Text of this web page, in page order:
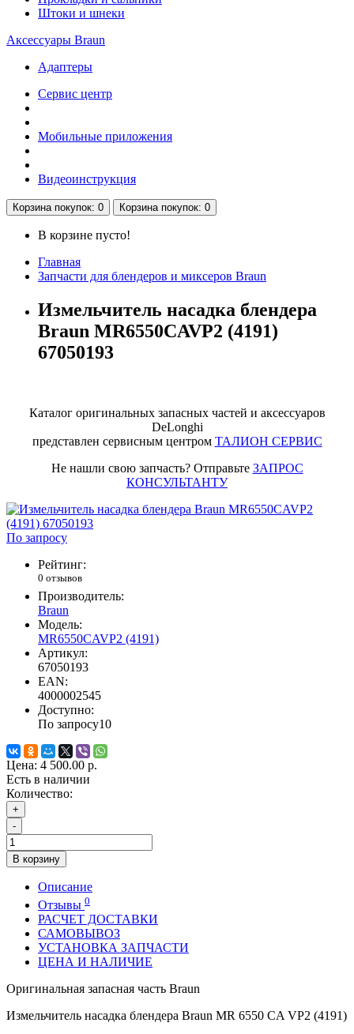
Штоки и шнеки
Аксессуары Braun
Адаптеры
Сервис центр
Мобильные приложения
Видеоинструкция
Корзинапокупок: 0 Корзинапокупок: 0
В корзине пусто!
Главная
Запчасти для блендеров и миксеров Braun
Измельчитель насадка блендера
Braun MR6550CAVP2 (4191)
67050193
Каталог оригинальных запасных частей и аксессуаров
DeLonghi
представлен сервисным центром ТАЛИОН СЕРВИС
Не нашли свою запчасть? Отправьте ЗАПРОС
КОНСУЛЬТАНТУ
По запросу
Рейтинг:
0 отзывов
Производитель:
Braun
Модель:
MR6550CAVP2 (4191)
Артикул:
67050193
EAN:
4000002545
Доступно:
По запросу10
Цена: 4 500.00 р.
Есть в наличии
Количество:
+
-
В корзину
Описание
Отзывы 0
РАСЧЕТ ДОСТАВКИ
САМОВЫВОЗ
УСТАНОВКА ЗАПЧАСТИ
ЦЕНА И НАЛИЧИЕ
Оригинальная запасная часть Braun
Измельчитель насадка блендера Braun MR 6550 CA VP2 (4191)